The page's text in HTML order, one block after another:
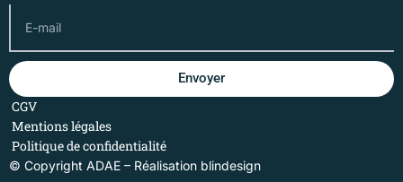
Envoyer
CGV
Mentions légales
Politique de confidentialité
© Copyright ADAE – Réalisation blindesign